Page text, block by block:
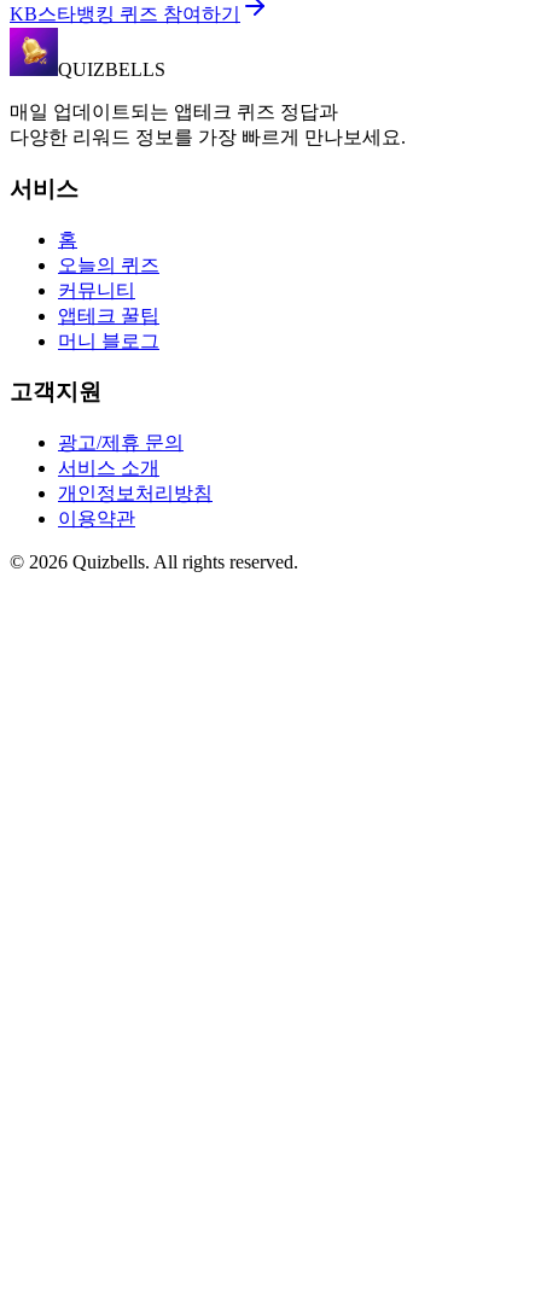
KB스타뱅킹 퀴즈 참여하기
QUIZBELLS
매일 업데이트되는 앱테크 퀴즈 정답과
다양한 리워드 정보를 가장 빠르게 만나보세요.
서비스
홈
오늘의 퀴즈
커뮤니티
앱테크 꿀팁
머니 블로그
고객지원
광고/제휴 문의
서비스 소개
개인정보처리방침
이용약관
© 2026 Quizbells. All rights reserved.